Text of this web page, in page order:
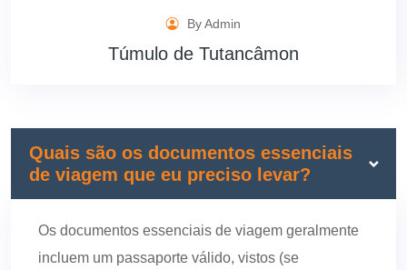
By Admin
Túmulo de Tutancâmon
Quais são os documentos essenciais
de viagem que eu preciso levar?
Os documentos essenciais de viagem geralmente
incluem um passaporte válido, vistos (se